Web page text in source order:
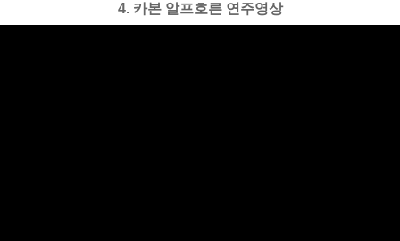
4. 카본 알프호른 연주영상